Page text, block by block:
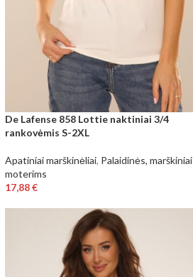
De Lafense 858 Lottie naktiniai 3/4
rankovėmis S-2XL
Apatiniai marškinėliai, Palaidinės, marškiniai
moterims
17,88€